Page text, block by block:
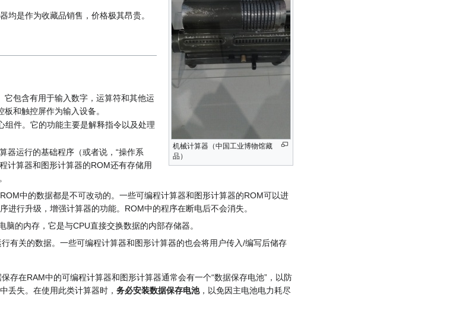
机械计算器（中国工业博物馆藏
品）
均是作为收藏品销售，价格极其昂贵。
包含有用于输入数字，运算符和其他运
和触控屏作为输入设备。
组件。它的功能主要是解释指令以及处理
器运行的基础程序（或者说，“操作系
计算器和图形计算器的ROM还有存储用
中的数据都是不可改动的。一些可编程计算器和图形计算器的ROM可以进
进行升级，增强计算器的功能。ROM中的程序在断电后不会消失。
的内存，它是与CPU直接交换数据的内部存储器。
有关的数据。一些可编程计算器和图形计算器的也会将用户传入/编写后储存
存在RAM中的可编程计算器和图形计算器通常会有一个“数据保存电池”，以防
丢失。在使用此类计算器时， 务必安装数据保存电池，以免因主电池电力耗尽